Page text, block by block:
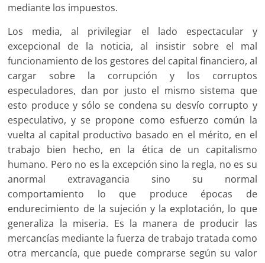
mediante los impuestos.
Los media, al privilegiar el lado espectacular y
excepcional de la noticia, al insistir sobre el mal
funcionamiento de los gestores del capital financiero, al
cargar sobre la corrupción y los corruptos
especuladores, dan por justo el mismo sistema que
esto produce y sólo se condena su desvío corrupto y
especulativo, y se propone como esfuerzo común la
vuelta al capital productivo basado en el mérito, en el
trabajo bien hecho, en la ética de un capitalismo
humano. Pero no es la excepción sino la regla, no es su
anormal extravagancia sino su normal
comportamiento lo que produce épocas de
endurecimiento de la sujeción y la explotación, lo que
generaliza la miseria. Es la manera de producir las
mercancías mediante la fuerza de trabajo tratada como
otra mercancía, que puede comprarse según su valor